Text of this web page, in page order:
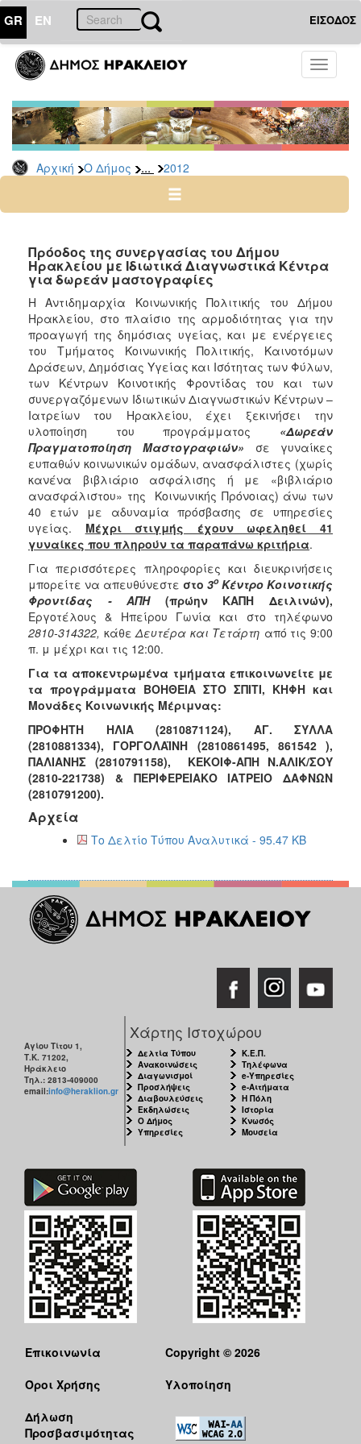
GR EN ΕΙΣΟΔΟΣ
Toggle
Αρχική Ο Δήμος ... 2012
ΔΗΜΟΣ
Δελτία
Τύπου
Αρχείο
2026
2024
2022
2021
2020
2019
2018
2017
2016
2015
2013
2012
2011
2010
2006
ΤΟΠΟΣ
ΠΟΛΙΤΙΣΜΟΣ
ΑΝΘΕΚΤΙΚΗ
ΠΟΛΗ
Πρόοδος της συνεργασίας του Δήμου
Ηρακλείου με Ιδιωτικά Διαγνωστικά Κέντρα
για δωρεάν μαστογραφίες
Η Αντιδημαρχία Κοινωνικής Πολιτικής του Δήμου
Ηρακλείου, στο πλαίσιο της αρμοδιότητας για την
προαγωγή της δημόσιας υγείας, και με ενέργειες
του Τμήματος Κοινωνικής Πολιτικής, Καινοτόμων
Δράσεων, Δημόσιας Υγείας και Ισότητας των Φύλων,
των Κέντρων Κοινοτικής Φροντίδας του και των
συνεργαζόμενων Ιδιωτικών Διαγνωστικών Κέντρων –
Ιατρείων του Ηρακλείου, έχει ξεκινήσει την
υλοποίηση του προγράμματος «Δωρεάν
Πραγματοποίηση Μαστογραφιών»
σε γυναίκες
ευπαθών κοινωνικών ομάδων, ανασφάλιστες (χωρίς
κανένα βιβλιάριο ασφάλισης ή με «βιβλιάριο
ανασφάλιστου» της Κοινωνικής Πρόνοιας) άνω των
40 ετών με αδυναμία πρόσβασης σε υπηρεσίες
υγείας. Μέχρι στιγμής έχουν ωφεληθεί 41
γυναίκες που πληρούν τα παραπάνω κριτήρια.
Για περισσότερες πληροφορίες και διευκρινήσεις
μπορείτε να απευθύνεστε στο 3οΚέντρο Κοινοτικής
Φροντίδας - ΑΠΗ(πρώην ΚΑΠΗ Δειλινών),
Εργοτέλους & Ηπείρου Γωνία και στο τηλέφωνο
2810-314322, κάθεΔευτέρα και Τετάρτη από τις 9:00
π. μ μέχρι και τις 12:00.
Για τα αποκεντρωμένα τμήματα επικοινωνείτε με
τα προγράμματα ΒΟΗΘΕΙΑ ΣΤΟ ΣΠΙΤΙ, ΚΗΦΗ και
Μονάδες Κοινωνικής Μέριμνας:
ΠΡΟΦΗΤΗ ΗΛΙΑ (2810871124), ΑΓ. ΣΥΛΛΑ
(2810881334), ΓΟΡΓΟΛΑΪΝΗ (2810861495, 861542 ),
ΠΑΛΙΑΝΗΣ (2810791158), ΚΕΚΟΙΦ-ΑΠΗ Ν.ΑΛΙΚ/ΣΟΥ
(2810-221738) & ΠΕΡΙΦΕΡΕΙΑΚΟ ΙΑΤΡΕΙΟ ΔΑΦΝΩΝ
(2810791200).
Αρχεία
Το Δελτίο Τύπου Αναλυτικά - 95.47 KB
Αγίου Τίτου 1,
Τ.Κ. 71202,
Ηράκλειο
Τηλ.: 2813-409000
email:info@heraklion.gr
Χάρτης Ιστοχώρου
Δελτία Τύπου
Ανακοινώσεις
Διαγωνισμοί
Προσλήψεις
Διαβουλεύσεις
Εκδηλώσεις
Ο Δήμος
Υπηρεσίες
Κ.Ε.Π.
Τηλέφωνα
e-Υπηρεσίες
e-Αιτήματα
Η Πόλη
Ιστορία
Κνωσός
Μουσεία
Επικοινωνία
Όροι Χρήσης
Δήλωση
Προσβασιμότητας
Copyright © 2026
Υλοποίηση